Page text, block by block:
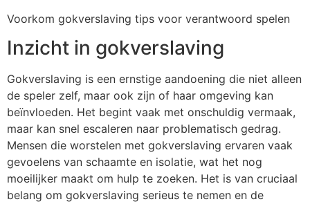
Voorkom gokverslaving tips voor verantwoord spelen
Inzicht in gokverslaving
Gokverslaving is een ernstige aandoening die niet alleen
de speler zelf, maar ook zijn of haar omgeving kan
beïnvloeden. Het begint vaak met onschuldig vermaak,
maar kan snel escaleren naar problematisch gedrag.
Mensen die worstelen met gokverslaving ervaren vaak
gevoelens van schaamte en isolatie, wat het nog
moeilijker maakt om hulp te zoeken. Het is van cruciaal
belang om gokverslaving serieus te nemen en de